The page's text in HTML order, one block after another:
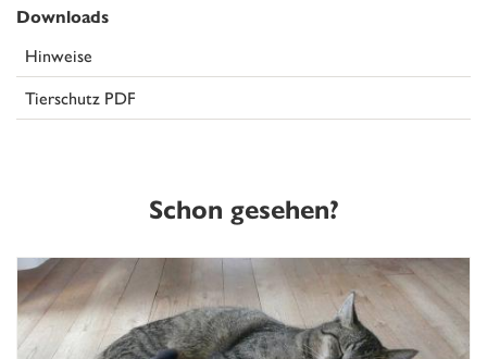
Downloads
Hinweise
Tierschutz PDF
Schon gesehen?